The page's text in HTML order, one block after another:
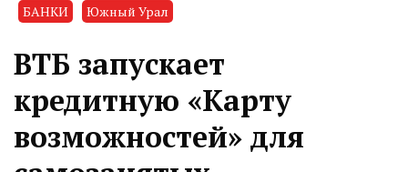
БАНКИ Южный Урал
ВТБ запускает
кредитную «Карту
возможностей» для